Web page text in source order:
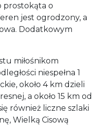
prostokąta o
jest ogrodzony, a
Dodatkowym
miłośnikom
niespełna 1
około 4 km dzieli
a około 15 km od
również liczne szlaki
Wielką Cisową